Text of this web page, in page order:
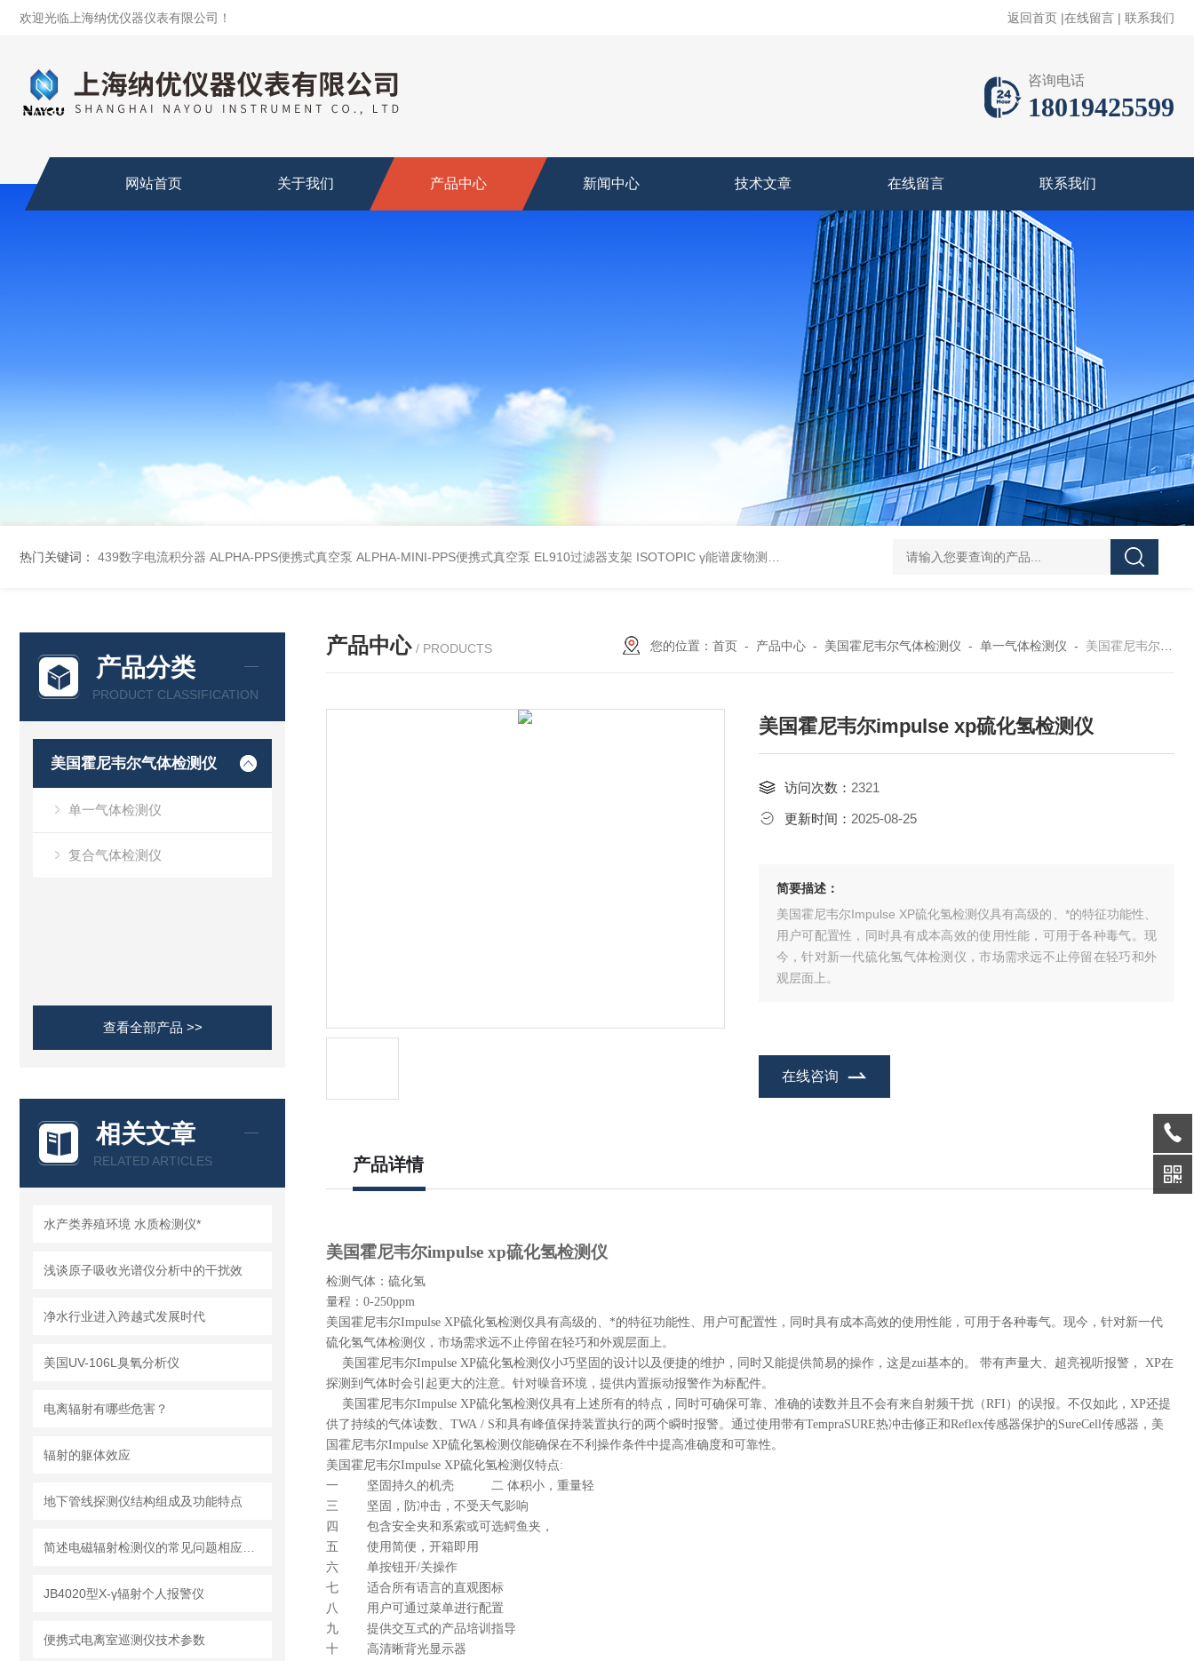
欢迎光临上海纳优仪器仪表有限公司！ 返回首页 |在线留言 | 联系我们
咨询电话
18019425599
网站首页 关于我们 产品中心 新闻中心 技术文章 在线留言 联系我们
热门关键词： 439数字电流积分器 ALPHA-PPS便携式真空泵 ALPHA-MINI-PPS便携式真空泵 EL910过滤器支架 ISOTOPIC γ能谱废物测定 GammaVision伽马能谱分析软件 GammaVision报告生成器
产品分类
PRODUCT CLASSIFICATION
美国霍尼韦尔气体检测仪
单一气体检测仪
复合气体检测仪
查看全部产品 >>
相关文章
RELATED ARTICLES
水产类养殖环境 水质检测仪*
浅谈原子吸收光谱仪分析中的干扰效
净水行业进入跨越式发展时代
美国UV-106L臭氧分析仪
电离辐射有哪些危害？
辐射的躯体效应
地下管线探测仪结构组成及功能特点
JB4020型X-γ辐射个人报警仪
便携式电离室巡测仪技术参数
产品中心 / PRODUCTS 您的位置： 首页- 产品中心- 美国霍尼韦尔气体检测仪 - 单一气体检测仪 - 美国霍尼韦尔impulse xp硫化氢检测仪
美国霍尼韦尔impulse xp硫化氢检测仪
访问次数： 2321
更新时间： 2025-08-25
简要描述：
美国霍尼韦尔Impulse XP硫化氢检测仪具有高级的、*的特征功能性、
用户可配置性，同时具有成本高效的使用性能，可用于各种毒气。现
今，针对新一代硫化氢气体检测仪，市场需求远不止停留在轻巧和外
观层面上。
在线咨询
产品详情
美国霍尼韦尔impulse xp硫化氢检测仪
检测气体：硫化氢
量程： 0-250ppm
美国霍尼韦尔Impulse XP硫化氢检测仪具有高级的、*的特征功能性、用户可配置性，同时具有成本高效的使用性能，可用于各种毒气。现今，针对新一代
硫化氢气体检测仪，市场需求远不止停留在轻巧和外观层面上。
美国霍尼韦尔Impulse XP硫化氢检测仪小巧坚固的设计以及便捷的维护，同时又能提供简易的操作，这是zui基本的。 带有声量大、超亮视听报警， XP在
探测到气体时会引起更大的注意。针对噪音环境，提供内置振动报警作为标配件。
美国霍尼韦尔Impulse XP硫化氢检测仪具有上述所有的特点，同时可确保可靠、准确的读数并且不会有来自射频干扰（RFI） 的误报。不仅如此， XP还提
供了持续的气体读数、 TWA / S和具有峰值保持装置执行的两个瞬时报警。通过使用带有TempraSURE热冲击修正和Reflex传感器保护的SureCell传感器，美
国霍尼韦尔Impulse XP硫化氢检测仪能确保在不利操作条件中提高准确度和可靠性。
美国霍尼韦尔Impulse XP硫化氢检测仪特点:
一 坚固持久的机壳 二 体积小，重量轻
三 坚固，防冲击，不受天气影响
四 包含安全夹和系索或可选鳄鱼夹，
五 使用简便，开箱即用
六 单按钮开/关操作
七 适合所有语言的直观图标
八 用户可通过菜单进行配置
九 提供交互式的产品培训指导
十 高清晰背光显示器